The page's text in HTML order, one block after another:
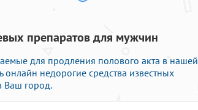
препаратов для мужчин
для продления полового акта в нашей
недорогие средства известных
Ваш город.